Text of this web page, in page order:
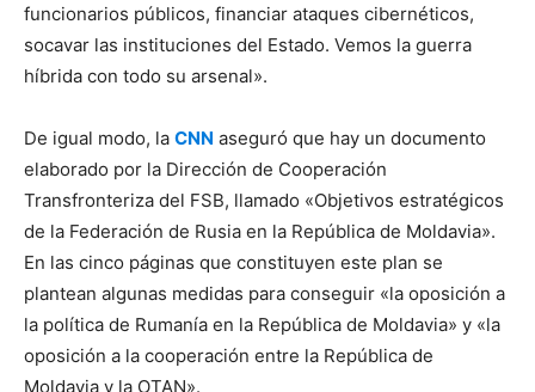
funcionarios públicos, financiar ataques cibernéticos,
socavar las instituciones del Estado. Vemos la guerra
híbrida con todo su arsenal».
De igual modo, la CNN aseguró que hay un documento
elaborado por la Dirección de Cooperación
Transfronteriza del FSB, llamado «Objetivos estratégicos
de la Federación de Rusia en la República de Moldavia».
En las cinco páginas que constituyen este plan se
plantean algunas medidas para conseguir «la oposición a
la política de Rumanía en la República de Moldavia» y «la
oposición a la cooperación entre la República de
Moldavia y la OTAN».